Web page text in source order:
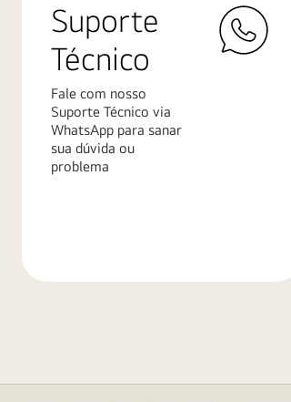
Suporte
Técnico
Fale com nosso
Suporte Técnico via
WhatsApp para sanar
sua dúvida ou
problema